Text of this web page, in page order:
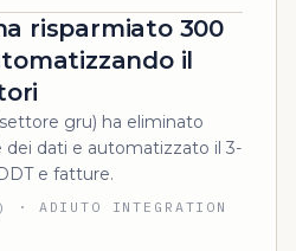
risparmiato 300
il
gru) ha eliminato
dati e automatizzato il 3-
e fatture.
· ADIUTO INTEGRATION